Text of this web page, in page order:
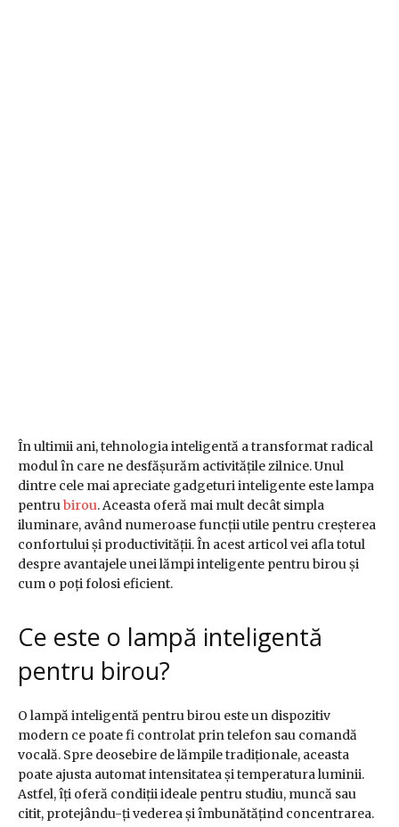
În ultimii ani, tehnologia inteligentă a transformat radical
modul în care ne desfășurăm activitățile zilnice. Unul
dintre cele mai apreciate gadgeturi inteligente este lampa
pentrubirou. Aceasta oferă mai mult decât simpla
iluminare, având numeroase funcții utile pentru creșterea
confortului și productivității. În acest articol vei afla totul
despre avantajele unei lămpi inteligente pentru birou și
cum o poți folosi eficient.
Ce este o lampă inteligentă
pentru birou?
O lampă inteligentă pentru birou este un dispozitiv
modern ce poate fi controlat prin telefon sau comandă
vocală. Spre deosebire de lămpile tradiționale, aceasta
poate ajusta automat intensitatea și temperatura luminii.
Astfel, îți oferă condiții ideale pentru studiu, muncă sau
citit, protejându-ți vederea și îmbunătățind concentrarea.